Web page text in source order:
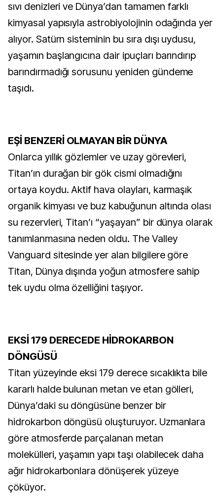
sıvı denizleri ve Dünya’dan tamamen farklı
kimyasal yapısıyla astrobiyolojinin odağında yer
alıyor. Satürn sisteminin bu sıra dışı uydusu,
yaşamın başlangıcına dair ipuçları barındırıp
barındırmadığı sorusunu yeniden gündeme
taşıdı.
EŞİ BENZERİ OLMAYAN BİR DÜNYA
Onlarca yıllık gözlemler ve uzay görevleri,
Titan’ın durağan bir gök cismi olmadığını
ortaya koydu. Aktif hava olayları, karmaşık
organik kimyası ve buz kabuğunun altında olası
su rezervleri, Titan’ı “yaşayan” bir dünya olarak
tanımlanmasına neden oldu. The Valley
Vanguard sitesinde yer alan bilgilere göre
Titan, Dünya dışında yoğun atmosfere sahip
tek uydu olma özelliğini taşıyor.
EKSİ 179 DERECEDE HİDROKARBON
DÖNGÜSÜ
Titan yüzeyinde eksi 179 derece sıcaklıkta bile
kararlı halde bulunan metan ve etan gölleri,
Dünya’daki su döngüsüne benzer bir
hidrokarbon döngüsü oluşturuyor. Uzmanlara
göre atmosferde parçalanan metan
molekülleri, yaşamın yapı taşı olabilecek daha
ağır hidrokarbonlara dönüşerek yüzeye
çöküyor.